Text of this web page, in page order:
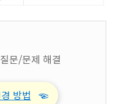
문/문제 해결
방법 ☜